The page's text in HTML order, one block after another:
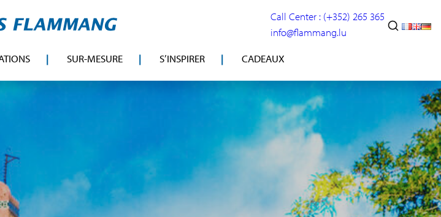
Call Center : (+352) 265 365
info@flammang.lu
SUR-MESURE S’INSPIRER CADEAUX